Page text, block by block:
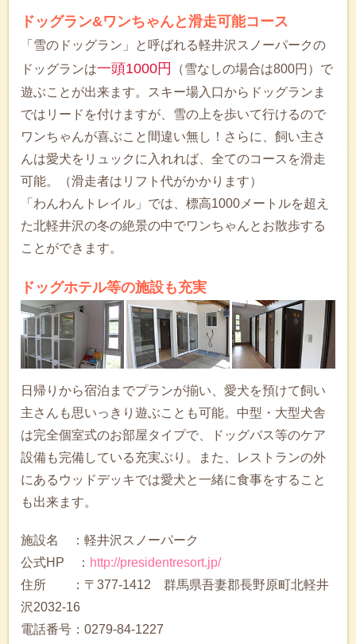
ドッグラン&ワンちゃんと滑走可能コース
「雪のドッグラン」と呼ばれる軽井沢スノーパークの
ドッグランは一頭1000円
（雪なしの場合は800円）で
遊ぶことが出来ます。スキー場入口からドッグランま
ではリードを付けますが、雪の上を歩いて行けるので
ワンちゃんが喜ぶこと間違い無し！さらに、飼い主さ
んは愛犬をリュックに入れれば、全てのコースを滑走
可能。（滑走者はリフト代がかかります）
「わんわんトレイル」では、標⾼1000メートルを超え
た北軽井沢の冬の絶景の中でワンちゃんとお散歩する
ことができます。
ドッグホテル等の施設も充実
日帰りから宿泊までプランが揃い、愛犬を預けて飼い
主さんも思いっきり遊ぶことも可能。中型・大型犬舎
は完全個室式のお部屋タイプで、ドッグバス等のケア
設備も完備している充実ぶり。また、レストランの外
にあるウッドデッキでは愛犬と一緒に食事をすること
も出来ます。
施設名 ：軽井沢スノーパーク
公式HP ： http://presidentresort.jp/
住所 ：〒377-1412 群馬県吾妻郡長野原町北軽井
沢2032-16
電話番号：0279-84-1227